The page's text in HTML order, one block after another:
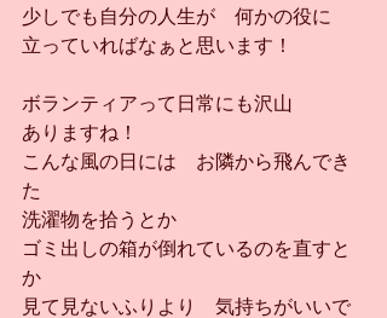
少しでも自分の人生が　何かの役に
立っていればなぁと思います！
ボランティアって日常にも沢山
ありますね！
こんな風の日には　お隣から飛んでき
た
洗濯物を拾うとか
ゴミ出しの箱が倒れているのを直すと
か
見て見ないふりより　気持ちがいいで